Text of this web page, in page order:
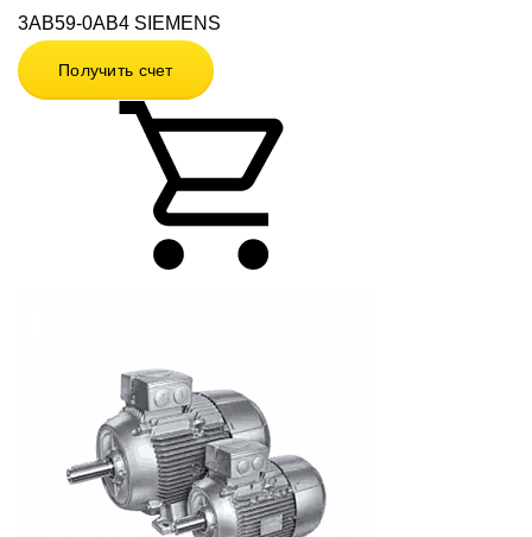
3AB59-0AB4 SIEMENS
Получить счет